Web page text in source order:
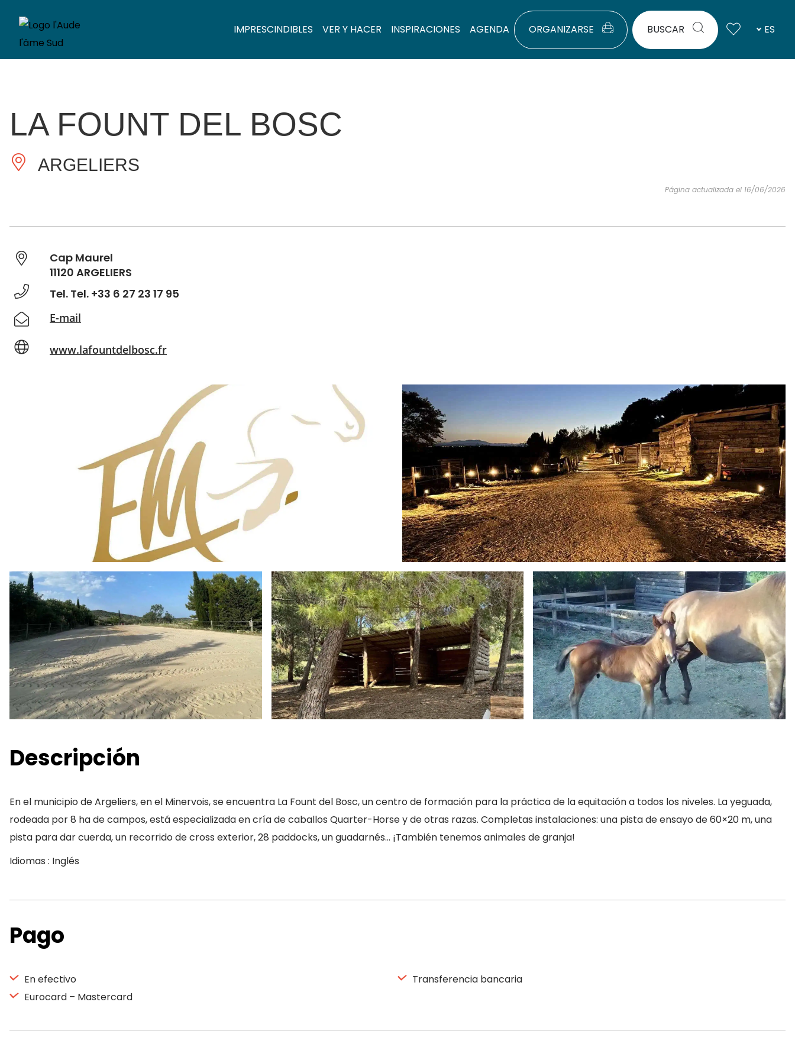
IMPRESCINDIBLES VER Y HACER INSPIRACIONES AGENDA ORGANIZARSE BUSCAR ES
LA FOUNT DEL BOSC
ARGELIERS
Página actualizada el 16/06/2026
Cap Maurel
11120 ARGELIERS
Tel. Tel. +33 6 27 23 17 95
E-mail
www.lafountdelbosc.fr
Descripción
En el municipio de Argeliers, en el Minervois, se encuentra La Fount del Bosc, un centro de formación para la práctica de la equitación a todos los niveles. La yeguada,
rodeada por 8 ha de campos, está especializada en cría de caballos Quarter-Horse y de otras razas. Completas instalaciones: una pista de ensayo de 60×20 m, una
pista para dar cuerda, un recorrido de cross exterior, 28 paddocks, un guadarnés… ¡También tenemos animales de granja!
Idiomas : Inglés
Pago
En efectivo
Eurocard – Mastercard
Transferencia bancaria